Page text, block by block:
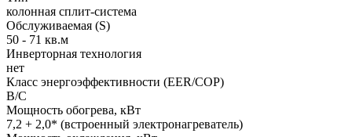
колонная сплит-система
Обслуживаемая (S)
50 - 71 кв.м
Инверторная технология
нет
Класс энергоэффективности (EER/COP)
B/C
Мощность обогрева, кВт
7,2 + 2,0* (встроенный электронагреватель)